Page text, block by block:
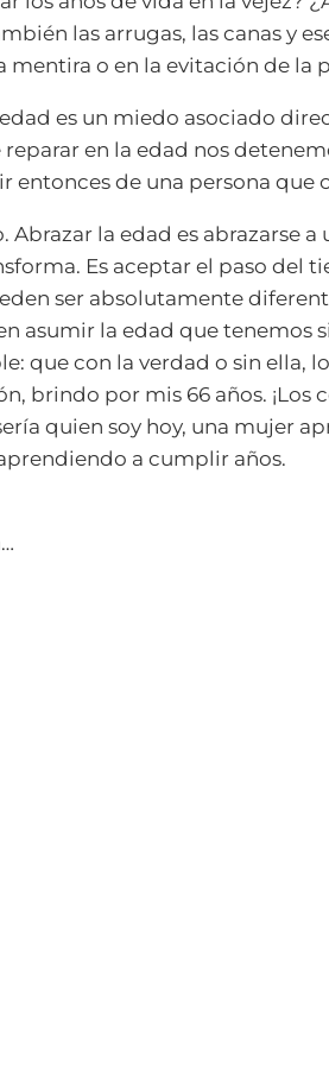
las arrugas, las canas y
mentira o en la evitación de la
es un miedo asociado
en la edad nos
entonces de una persona que
la edad es abrazarse a
Es aceptar el paso del
ser absolutamente
asumir la edad que tenemos
que con la verdad o sin ella,
brindo por mis 66 años. ¡Los
quien soy hoy, una mujer
a cumplir años.